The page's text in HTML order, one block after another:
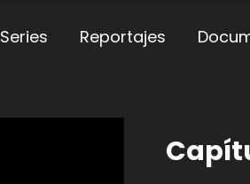
Series Reportajes